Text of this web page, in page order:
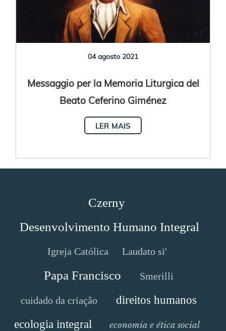
04 agosto 2021
Messaggio per la Memoria Liturgica del
Beato Ceferino Giménez
LER MAIS
Czerny
Desenvolvimento Humano Integral
Igreja Católica Laudato si'
Papa Francisco Smerilli
cuidado da criação
direitos humanos
ecologia integral
economia e ética social